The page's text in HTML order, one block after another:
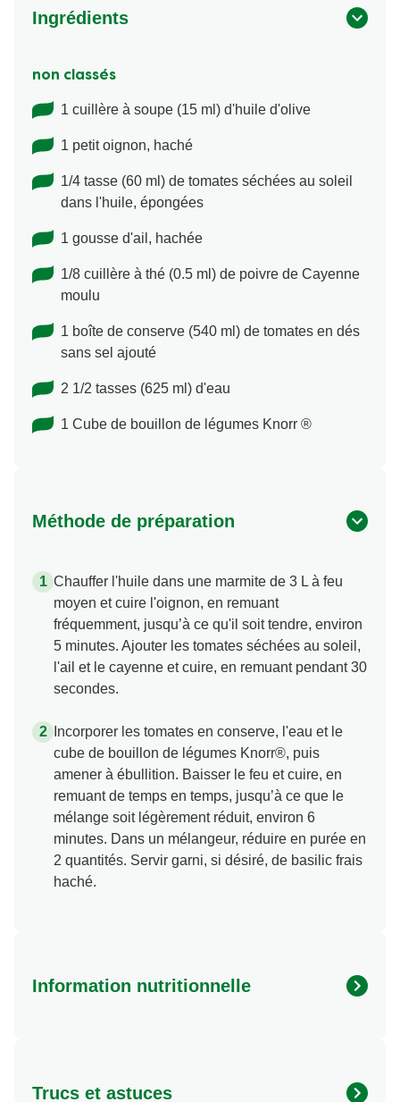
Ingrédients
non classés
1 cuillère à soupe (15 ml) d'huile d'olive
1 petit oignon, haché
1/4 tasse (60 ml) de tomates séchées au soleil
dans l'huile, épongées
1 gousse d'ail, hachée
1/8 cuillère à thé (0.5 ml) de poivre de Cayenne
moulu
1 boîte de conserve (540 ml) de tomates en dés
sans sel ajouté
2 1/2 tasses (625 ml) d'eau
1 Cube de bouillon de légumes Knorr ®
Méthode de préparation
Chauffer l'huile dans une marmite de 3 L à feu
moyen et cuire l'oignon, en remuant
fréquemment, jusqu’à ce qu'il soit tendre, environ
5 minutes. Ajouter les tomates séchées au soleil,
l'ail et le cayenne et cuire, en remuant pendant 30
secondes.
Incorporer les tomates en conserve, l'eau et le
cube de bouillon de légumes Knorr®, puis
amener à ébullition. Baisser le feu et cuire, en
remuant de temps en temps, jusqu’à ce que le
mélange soit légèrement réduit, environ 6
minutes. Dans un mélangeur, réduire en purée en
2 quantités. Servir garni, si désiré, de basilic frais
haché.
Information nutritionnelle
Sugar (g)
4.0 g
Trucs et astuces